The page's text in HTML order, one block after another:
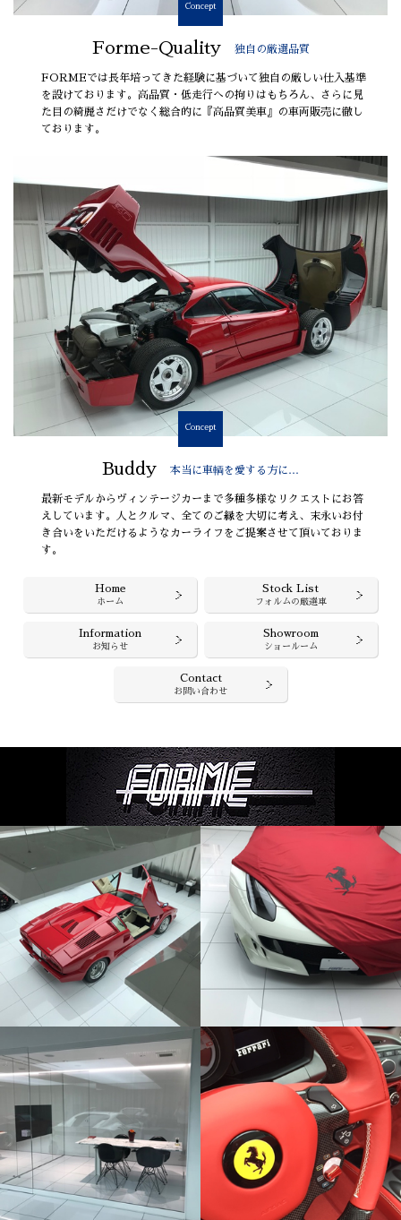
Concept
Forme-Quality 独自の厳選品質
FORMEでは長年培ってきた経験に基づいて独自の厳しい仕入基準
を設けております。高品質・低走行への拘りはもちろん、さらに見
た目の綺麗さだけでなく総合的に『高品質美車』の車両販売に徹し
ております。
Concept
Buddy 本当に車輌を愛する方に…
最新モデルからヴィンテージカーまで多種多様なリクエストにお答
えしています。人とクルマ、全てのご縁を大切に考え、末永いお付
き合いをいただけるようなカーライフをご提案させて頂いておりま
す。
Home
ホーム
Stock List
フォルムの厳選車
Information
お知らせ
Showroom
ショールーム
Contact
お問い合わせ